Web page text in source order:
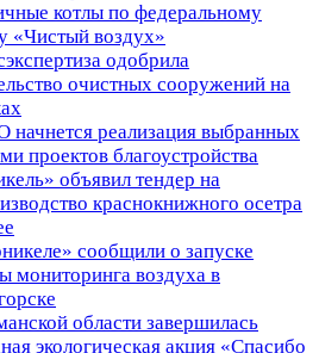
котлы по федеральному
«Чистый воздух»
одобрила
очистных сооружений на
реализация выбранных
проектов благоустройства
объявил тендер на
краснокнижного осетра
сообщили о запуске
мониторинга воздуха в
области завершилась
экологическая акция «Спасибо